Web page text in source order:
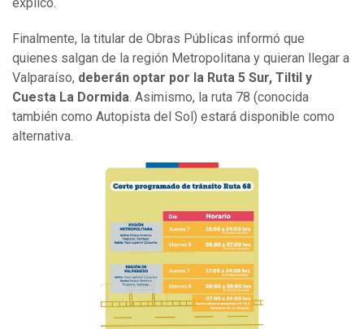
explicó.
Finalmente, la titular de Obras Públicas informó que
quienes salgan de la región Metropolitana y quieran llegar a
Valparaíso, deberán optar por la Ruta 5 Sur, Tiltil y
Cuesta La Dormida. Asimismo, la ruta 78 (conocida
también como Autopista del Sol) estará disponible como
alternativa.